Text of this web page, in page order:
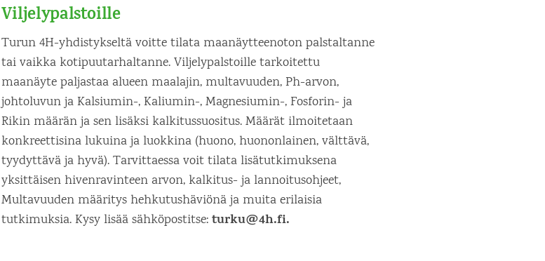
Viljelypalstoille
Turun 4H-yhdistykseltä voitte tilata maanäytteenoton palstaltanne
tai vaikka kotipuutarhaltanne. Viljelypalstoille tarkoitettu
maanäyte paljastaa alueen maalajin, multavuuden, Ph-arvon,
johtoluvun ja Kalsiumin-, Kaliumin-, Magnesiumin-, Fosforin- ja
Rikin määrän ja sen lisäksi kalkitussuositus. Määrät ilmoitetaan
konkreettisina lukuina ja luokkina (huono, huononlainen, välttävä,
tyydyttävä ja hyvä). Tarvittaessa voit tilata lisätutkimuksena
yksittäisen hivenravinteen arvon, kalkitus- ja lannoitusohjeet,
Multavuuden määritys hehkutushäviönä ja muita erilaisia
tutkimuksia. Kysy lisää sähköpostitse:turku@4h.fi.